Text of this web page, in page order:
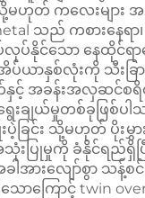
မဟုတ် ကလေးများ
သည် ကစားနေရာ
နိုင်သော နေထိုင်ရာန
ပ်ယာနှစ်လုံးကို သီးခြ
င့် အခန်းအလှဆင်စရိ
းချယ်မှုတစ်ခုဖြစ်ပ
ခြင်း သို့မဟုတ် ပိုးမွှား
းပြုမှုကို ခံနိုင်ရည်ရှိပ
ားလျော်စွာ သန့်စင်ခ
ာကြောင့် twin